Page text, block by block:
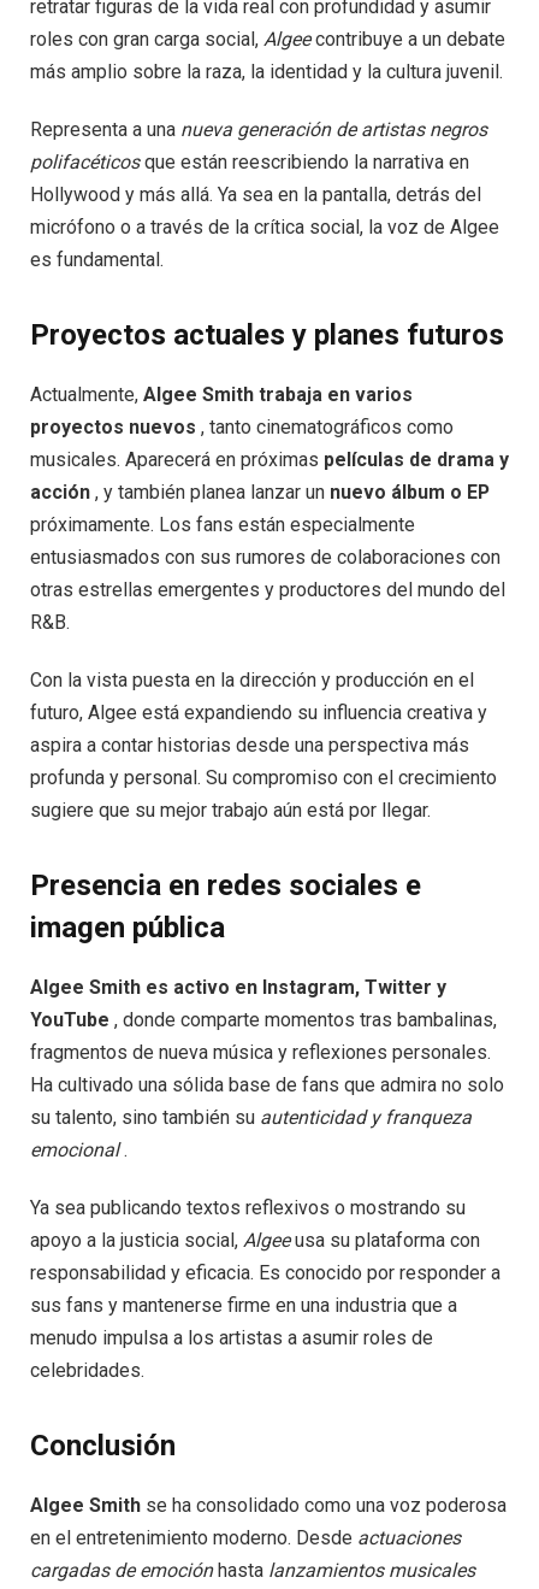
retratar figuras de la vida real con profundidad y asumir
roles con gran carga social, Algeecontribuye a un debate
más amplio sobre la raza, la identidad y la cultura juvenil.
Representa a una nueva generación de artistas negros
polifacéticosque están reescribiendo la narrativa en
Hollywood y más allá. Ya sea en la pantalla, detrás del
micrófono o a través de la crítica social, la voz de Algee
es fundamental.
Proyectos actuales y planes futuros
Actualmente, Algee Smith trabaja en varios
proyectos nuevos , tanto cinematográficos como
musicales. Aparecerá en próximas películas de drama y
acción , y también planea lanzar un nuevo álbum o EP
próximamente. Los fans están especialmente
entusiasmados con sus rumores de colaboraciones con
otras estrellas emergentes y productores del mundo del
R&B.
Con la vista puesta en la dirección y producción en el
futuro, Algee está expandiendo su influencia creativa y
aspira a contar historias desde una perspectiva más
profunda y personal. Su compromiso con el crecimiento
sugiere que su mejor trabajo aún está por llegar.
Presencia en redes sociales e
imagen pública
Algee Smith es activo en Instagram, Twitter y
YouTube , donde comparte momentos tras bambalinas,
fragmentos de nueva música y reflexiones personales.
Ha cultivado una sólida base de fans que admira no solo
su talento, sino también su autenticidad y franqueza
emocional.
Ya sea publicando textos reflexivos o mostrando su
apoyo a la justicia social, Algeeusa su plataforma con
responsabilidad y eficacia. Es conocido por responder a
sus fans y mantenerse firme en una industria que a
menudo impulsa a los artistas a asumir roles de
celebridades.
Conclusión
Algee Smith se ha consolidado como una voz poderosa
en el entretenimiento moderno. Desde actuaciones
cargadas de emociónhasta lanzamientos musicales